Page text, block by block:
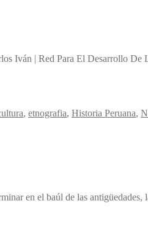
Iván | Red Para El Desarrollo De
, etnografia, Historia Peruana,
en el baúl de las